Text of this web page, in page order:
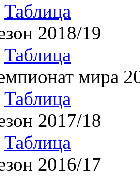
Таблица
2018/19
Таблица
мира
Таблица
2017/18
Таблица
2016/17